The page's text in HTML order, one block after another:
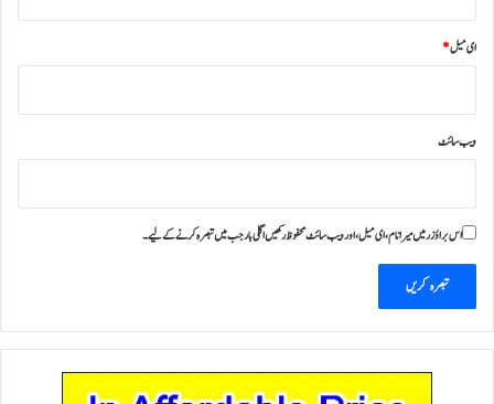
ای میل*
ویب‌ سائٹ
اس براؤزر میں میرا نام، ای میل، اور ویب سائٹ محفوظ رکھیں اگلی بار جب میں تبصرہ کرنے کےلیے۔